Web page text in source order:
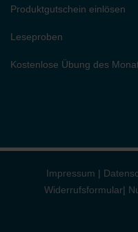
Produktgutschein einlösen
Leseproben
Kostenlose Übung des
Impressum |
Widerrufsformular|